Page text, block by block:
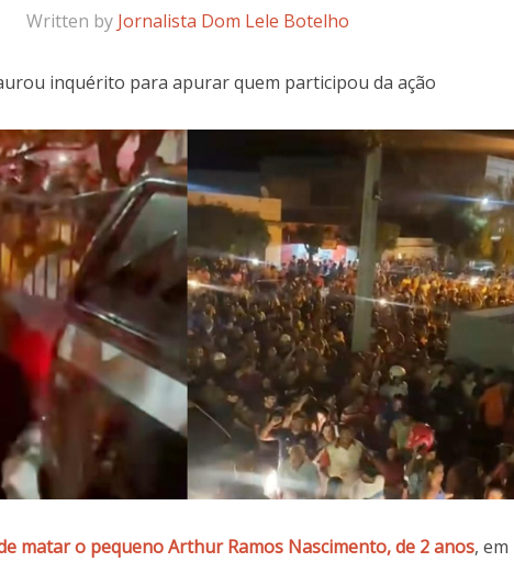
Written by Jornalista Dom Lele Botelho
inquérito para apurar quem participou da ação
matar o pequeno Arthur Ramos Nascimento, de 2 anos, em